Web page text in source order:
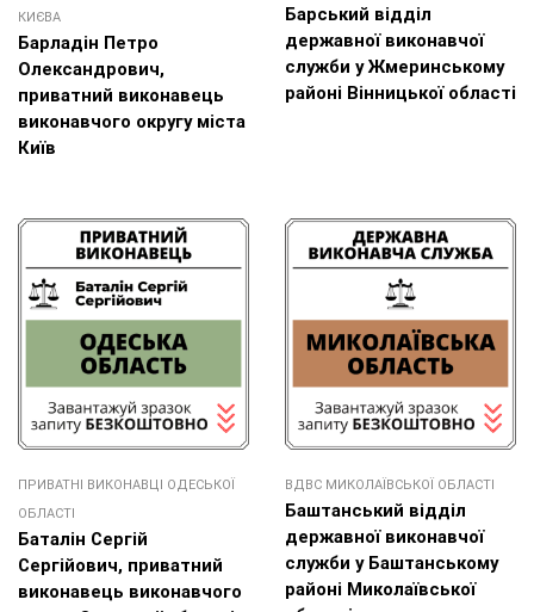
КИЄВА
Барладін Петро
Олександрович,
приватний виконавець
виконавчого округу міста
Київ
Барський відділ
державної виконавчої
служби у Жмеринському
районі Вінницької області
ПРИВАТНІ ВИКОНАВЦІ ОДЕСЬКОЇ
ОБЛАСТІ
Баталін Сергій
Сергійович, приватний
виконавець виконавчого
ВДВС МИКОЛАЇВСЬКОЇ ОБЛАСТІ
Баштанський відділ
державної виконавчої
служби у Баштанському
районі Миколаївської